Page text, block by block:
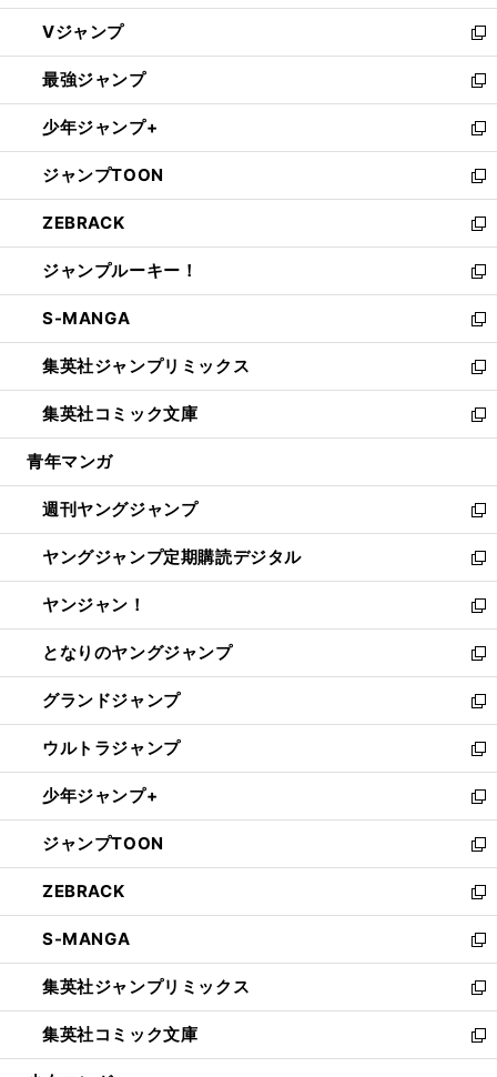
ウ
ィ
ン
ド
ウ
で
開
く
し
い
ウ
ィ
ン
ド
ウ
で
開
く
Vジャンプ
新
し
い
ウ
ィ
ン
ド
ウ
で
開
く
最強ジャンプ
新
し
い
ウ
ィ
ン
ド
ウ
で
開
く
少年ジャンプ+
新
し
い
ウ
ィ
ン
ド
ウ
で
開
く
ジャンプTOON
新
し
い
ウ
ィ
ン
ド
ウ
で
開
く
ZEBRACK
新
し
い
ウ
ィ
ン
ド
ウ
で
開
ジャンプルーキー！
新
し
い
ウ
ィ
ン
ド
ウ
開
く
S-MANGA
新
し
い
ウ
ィ
ン
ウ
で
開
く
集英社ジャンプリミックス
新
し
い
ウ
ン
ド
ウ
で
開
く
集英社コミック文庫
新
し
ウ
ィ
ン
ド
ウ
で
開
く
青年マンガ
週刊ヤングジャンプ
新
し
い
ウ
ィ
ン
ド
ウ
で
開
く
ヤングジャンプ定期購読デジタル
新
し
い
ウ
ィ
ン
ド
ウ
で
開
く
ヤンジャン！
新
し
い
ウ
ィ
ン
ド
ウ
で
開
く
となりのヤングジャンプ
新
し
い
ウ
ィ
ン
ド
ウ
で
開
く
グランドジャンプ
新
し
い
ウ
ィ
ン
ド
ウ
で
開
く
ウルトラジャンプ
新
し
い
ウ
ィ
ン
ド
ウ
で
開
く
少年ジャンプ+
新
し
い
ウ
ィ
ン
ド
ウ
で
開
く
ジャンプTOON
新
し
い
ウ
ィ
ン
ド
ウ
で
開
ZEBRACK
新
し
い
ウ
ィ
ン
ド
ウ
S-MANGA
新
し
い
ウ
ィ
ン
集英社ジャンプリミックス
新
し
い
ウ
集英社コミック文庫
新
し